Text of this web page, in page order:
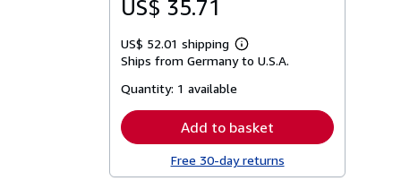
US$ 35.71
US$ 52.01 shipping
Learn
more
Ships from Germany to U.S.A.
Quantity: 1 available
Add to basket
Free 30-day returns